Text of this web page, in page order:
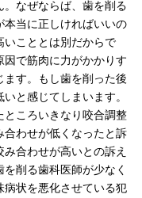
なぜならば、歯を削る
本当に正しければいいの
いこととは別だからで
で筋肉に力がかかりす
ます。もし歯を削った後
と感じてしまいます。
ころいきなり咬合調整
合わせが低くなったと訴
合わせが高いとの訴え
削る歯科医師が少なく
病状を悪化させている犯